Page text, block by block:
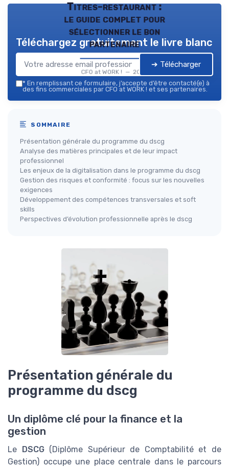
Titres-restaurant :
le guide complet pour
sélectionner le bon
partenaire
CFO at WORK ! — 2026
Téléchargez gratuitement le livre blanc
➔ Télécharger
* En remplissant ce formulaire, j’accepte d’être contacté(e) à
des fins commerciales par CFO at WORK ! et ses partenaires.
SOMMAIRE
Présentation générale du programme du dscg
Analyse des matières principales et de leur impact
professionnel
Les enjeux de la digitalisation dans le programme du dscg
Gestion des risques et conformité : focus sur les nouvelles
exigences
Développement des compétences transversales et soft
skills
Perspectives d’évolution professionnelle après le dscg
Présentation générale du
programme du dscg
Un diplôme clé pour la finance et la
gestion
Le DSCG(Diplôme Supérieur de Comptabilité et de
Gestion) occupe une place centrale dans le parcours